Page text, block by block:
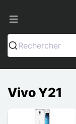
Rechercher
Vivo Y21